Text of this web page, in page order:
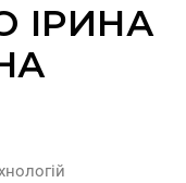
ІРИНА